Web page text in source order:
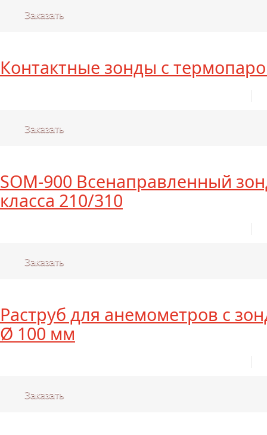
Заказать
Контактные зонды с
Заказать
SOM-900 Всенаправленный
класса 210/310
Заказать
Раструб для анемометров с
Ø 100 мм
Заказать